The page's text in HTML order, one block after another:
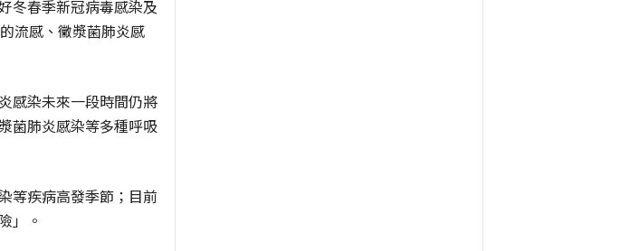
冬春季新冠病毒感染及
流感、黴漿菌肺炎感
感染未來一段時間仍將
菌肺炎感染等多種呼吸
等疾病高發季節；目前
」。